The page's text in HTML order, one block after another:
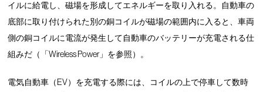
イルに給電し、磁場を形成してエネルギーを取り入れる。自動車の
底部に取り付けられた別の銅コイルが磁場の範囲内に入ると、車両
側の銅コイルに電流が発生して自動車のバッテリーが充電される仕
組みだ（「Wireless Power」を参照）。
電気自動車（EV）を充電する際には、コイルの上で停車して数時